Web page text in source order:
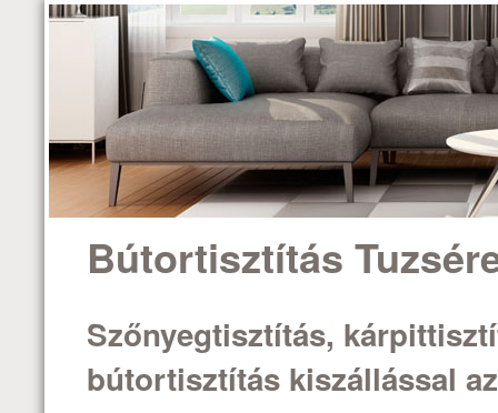
Bútortisztítás
Szőnyegtisztítás,
bútortisztítás kiszállással